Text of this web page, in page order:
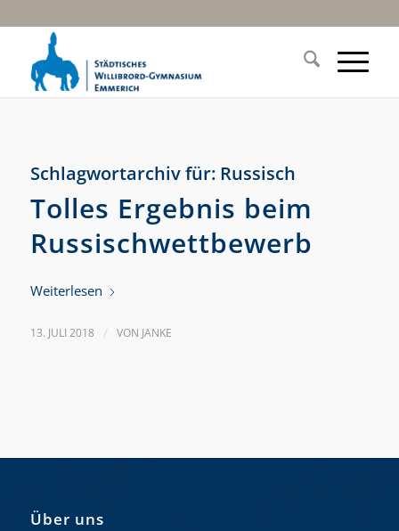
Schlagwortarchiv für: Russisch
Tolles Ergebnis beim
Russischwettbewerb
Weiterlesen
13. JULI 2018 / VON JANKE
Über uns